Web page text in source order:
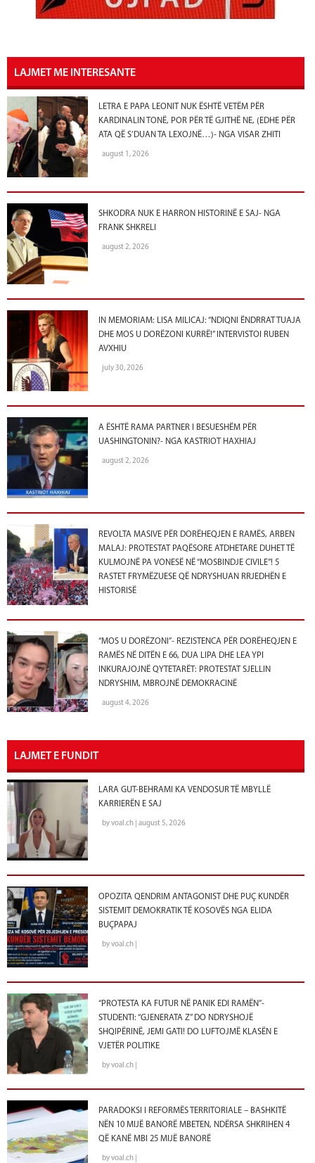
LAJMET ME INTERESANTE
LETRA E PAPA LEONIT NUK ËSHTË VETËM PËR
KARDINALIN TONË, POR PËR TË GJITHË NE, (EDHE PËR
ATA QË S’DUAN TA LEXOJNË…)- NGA VISAR ZHITI
august 1, 2026
SHKODRA NUK E HARRON HISTORINË E SAJ- NGA
FRANK SHKRELI
august 2, 2026
IN MEMORIAM: LISA MILICAJ: “NDIQNI ËNDRRAT TUAJA
DHE MOS U DORËZONI KURRË!” INTERVISTOI RUBEN
AVXHIU
july 30, 2026
A ËSHTË RAMA PARTNER I BESUESHËM PËR
UASHINGTONIN?- NGA KASTRIOT HAXHIAJ
august 2, 2026
REVOLTA MASIVE PËR DORËHEQJEN E RAMËS, ARBEN
MALAJ: PROTESTAT PAQËSORE ATDHETARE DUHET TË
KULMOJNË PA VONESË NË “MOSBINDJE CIVILE”! 5
RASTET FRYMËZUESE QË NDRYSHUAN RRJEDHËN E
HISTORISË
“MOS U DORËZONI”- REZISTENCA PËR DORËHEQJEN E
RAMËS NË DITËN E 66, DUA LIPA DHE LEA YPI
INKURAJOJNË QYTETARËT: PROTESTAT SJELLIN
NDRYSHIM, MBROJNË DEMOKRACINË
august 4, 2026
LAJMET E FUNDIT
LARA GUT-BEHRAMI KA VENDOSUR TË MBYLLË
KARRIERËN E SAJ
by voal.ch | august 5, 2026
OPOZITA QENDRIM ANTAGONIST DHE PUÇ KUNDËR
SISTEMIT DEMOKRATIK TË KOSOVËS NGA ELIDA
BUÇPAPAJ
by voal.ch |
“PROTESTA KA FUTUR NË PANIK EDI RAMËN”-
STUDENTI: “GJENERATA Z” DO NDRYSHOJË
SHQIPËRINË, JEMI GATI! DO LUFTOJMË KLASËN E
VJETËR POLITIKE
by voal.ch |
PARADOKSI I REFORMËS TERRITORIALE – BASHKITË
NËN 10 MIJË BANORË MBETEN, NDËRSA SHKRIHEN 4
QË KANË MBI 25 MIJË BANORË
by voal.ch |